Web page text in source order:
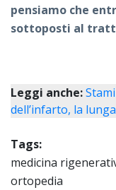
pensiamo che
sottoposti al
Leggi anche:
dell’infarto, la
Tags:
medicina
ortopedia